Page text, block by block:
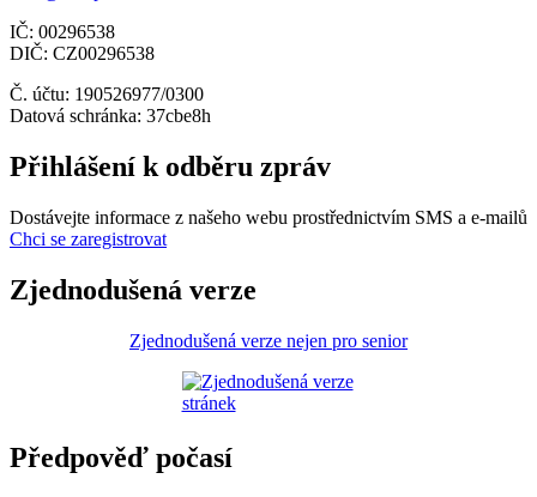
IČ: 00296538
DIČ: CZ00296538
Č. účtu: 190526977/0300
Datová schránka: 37cbe8h
Přihlášení k odběru zpráv
Dostávejte informace z našeho webu prostřednictvím SMS a e-mailů
Chci se zaregistrovat
Zjednodušená verze
Zjednodušená verze nejen pro senior
Předpověď počasí